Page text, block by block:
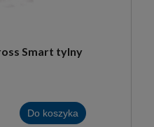
Smart tylny
Do koszyka